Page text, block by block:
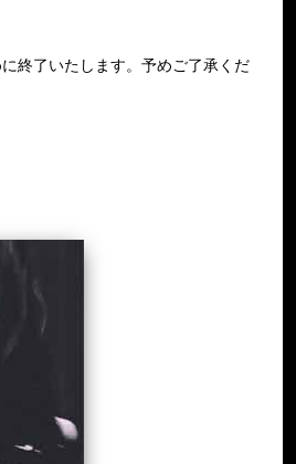
終了いたします。予めご了承くだ